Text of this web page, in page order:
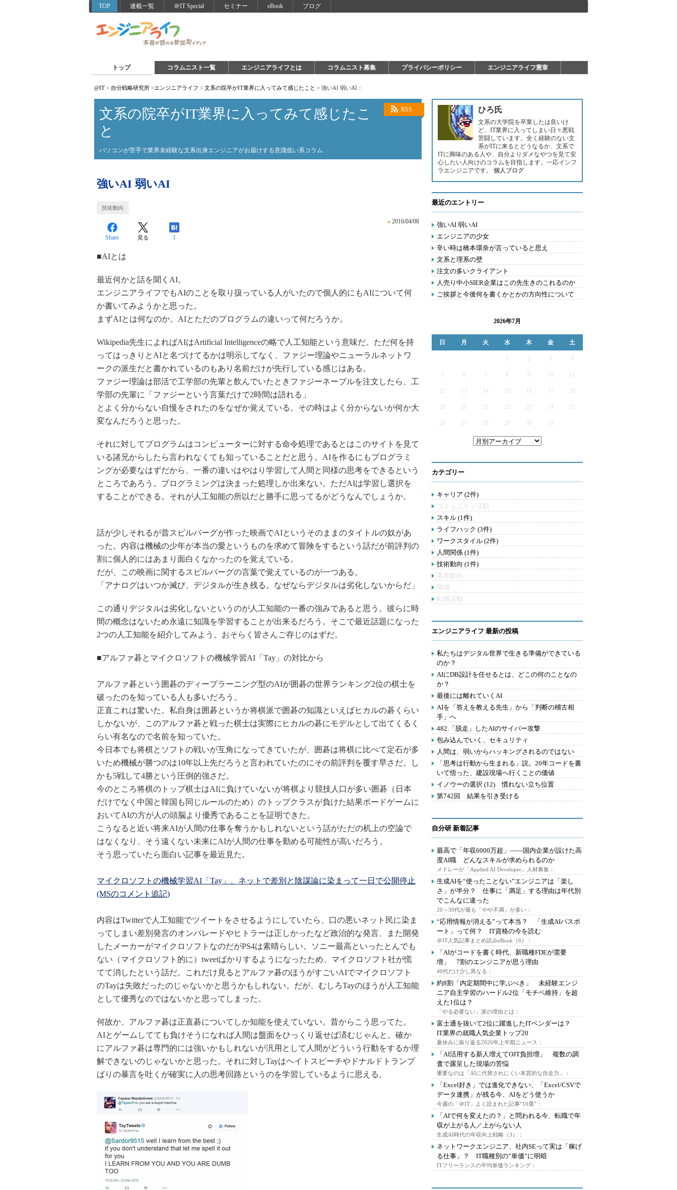
TOP 連載一覧 ＠IT Special セミナー eBook ブログ
トップ コラムニスト一覧 エンジニアライフとは コラムニスト募集 プライバシーポリシー エンジニアライフ憲章
@IT > 自分戦略研究所 >エンジニアライフ > 文系の院卒がIT業界に入ってみて感じたこと > 強いAI 弱いAI：
RSS
文系の院卒がIT業界に入ってみて感じたこ
と
パソコンが苦手で業界未経験な文系出身エンジニアがお届けする意識低い系コラム
強いAI 弱いAI
技術動向
» 2016/04/08
Share 見る 1
■AIとは
最近何かと話を聞くAI。
エンジニアライフでもAIのことを取り扱っている人がいたので個人的にもAIについて何
か書いてみようかと思った。
まずAIとは何なのか。AIとただのプログラムの違いって何だろうか。
Wikipedia先生によればAIはArtificial Intelligenceの略で人工知能という意味だ。ただ何を持
ってはっきりとAIと名づけてるかは明示してなく、ファジー理論やニューラルネットワ
ークの派生だと書かれているのもあり名前だけが先行している感じはある。
ファジー理論は部活で工学部の先輩と飲んでいたときファジーネーブルを注文したら、工
学部の先輩に「ファジーという言葉だけで2時間は語れる」
とよく分からない自慢をされたのをなぜか覚えている。その時はよく分からないが何か大
変なんだろうと思った。
それに対してプログラムはコンピューターに対する命令処理であるとはこのサイトを見て
いる諸兄からしたら言われなくても知っていることだと思う。AIを作るにもプログラミ
ングが必要なはずだから、一番の違いはやはり学習して人間と同様の思考をできるという
ところであろう。プログラミングは決まった処理しか出来ない。ただAIは学習し選択を
することができる。それが人工知能の所以だと勝手に思ってるがどうなんでしょうか。
話が少しそれるが昔スピルバーグが作った映画でAIというそのままのタイトルの奴があ
った。内容は機械の少年が本当の愛というものを求めて冒険をするという話だが前評判の
割に個人的にはあまり面白くなかったのを覚えている。
だが、この映画に関するスピルバーグの言葉で覚えているのが一つある。
「アナログはいつか滅び、デジタルが生き残る。なぜならデジタルは劣化しないからだ」
この通りデジタルは劣化しないというのが人工知能の一番の強みであると思う。彼らに時
間の概念はないため永遠に知識を学習することが出来るだろう。そこで最近話題になった
2つの人工知能を紹介してみよう。おそらく皆さんご存じのはずだ。
■アルファ碁とマイクロソフトの機械学習AI「Tay」の対比から
アルファ碁という囲碁のディープラーニング型のAIが囲碁の世界ランキング2位の棋士を
破ったのを知っている人も多いだろう。
正直これは驚いた。私自身は囲碁というか将棋派で囲碁の知識といえばヒカルの碁くらい
しかないが、このアルファ碁と戦った棋士は実際にヒカルの碁にモデルとして出てくるく
らい有名なので名前を知っていた。
今日本でも将棋とソフトの戦いが互角になってきていたが、囲碁は将棋に比べて定石が多
いため機械が勝つのは10年以上先だろうと言われていたのにその前評判を覆す早さだ。し
かも5戦して4勝という圧倒的強さだ。
今のところ将棋のトップ棋士はAIに負けていないが将棋より競技人口が多い囲碁（日本
だけでなく中国と韓国も同じルールのため）のトップクラスが負けた結果ボードゲームに
おいてAIの方が人の頭脳より優秀であることを証明できた。
こうなると近い将来AIが人間の仕事を奪うかもしれないという話がただの机上の空論で
はなくなり、そう遠くない未来にAIが人間の仕事を勤める可能性が高いだろう。
そう思っていたら面白い記事を最近見た。
マイクロソフトの機械学習AI「Tay」、ネットで差別と陰謀論に染まって一日で公開停止
(MSのコメント追記)
内容はTwitterで人工知能でツイートをさせるようにしていたら、口の悪いネット民に染ま
ってしまい差別発言のオンパレードやヒトラーは正しかったなど政治的な発言、また開発
したメーカーがマイクロソフトなのだがPS4は素晴らしい。ソニー最高といったとんでも
ない（マイクロソフト的に）tweetばかりするようになったため、マイクロソフト社が慌
てて消したという話だ。これだけ見るとアルファ碁のほうがすごいAIでマイクロソフト
のTayは失敗だったのじゃないかと思うかもしれない。だが、むしろTayのほうが人工知能
として優秀なのではないかと思ってしまった。
何故か、アルファ碁は正直碁についてしか知能を使えていない。昔からこう思ってた。
AIとゲームしてても負けそうになれば人間は盤面をひっくり返せば済むじゃんと。確か
にアルファ碁は専門的には強いかもしれないが汎用として人間がどういう行動をするか理
解できないのじゃないかと思った。それに対しTayはヘイトスピーチやドナルドトランプ
ばりの暴言を吐くが確実に人の思考回路というのを学習しているように思える。
ひろ氏
文系の大学院を卒業したは良いけ
ど、IT業界に入ってしまい日々悪戦
苦闘しています。全く経験のない文
系がITに来るとどうなるか、文系で
ITに興味のある人や、自分よりダメなやつを見て安
心したい人向けのコラムを目指します。一応インフ
ラエンジニアです。 個人ブログ
最近のエントリー
強いAI 弱いAI
エンジニアの少女
辛い時は橋本環奈が言っていると思え
文系と理系の壁
注文の多いクライアント
人売り中小SIER企業はこの先生きのこれるのか
ご挨拶と今後何を書くかとかの方向性について
2026年7月
日 月 火 水 木 金 土
2 3 4
5 6 7 9
12 13 14 15 16 17
19 20 21 22 23 24 25
26 27 28 29 30 31
カテゴリー
キャリア (2件)
コミュニティ活動
スキル (1件)
ライフハック (3件)
ワークスタイル (2件)
人間関係 (1件)
技術動向 (1件)
業界動向
職場
転職活動
エンジニアライフ 最新の投稿
私たちはデジタル世界で生きる準備ができている
のか？
AIにDB設計を任せるとは、どこの何のことなの
か？
最後には離れていくAI
AIを「答えを教える先生」から「判断の稽古相
手」へ
482.「脱走」したAIのサイバー攻撃
包み込んでいく、セキュリティ
人間は、弱いからハッキングされるのではない
「思考は行動から生まれる」説。20年コードを書
いて悟った、建設現場へ行くことの価値
イノウーの選択 (12) 慣れない立ち位置
第742回 結果を引き受ける
自分研 新着記事
最高で「年収6000万超」――国内企業が設けた高
度AI職 どんなスキルが求められるのか
メドレーが「Applied AI Developer」人材募集：
生成AIを“使ったことない”エンジニアは「楽し
さ」が半分？ 仕事に「満足」する理由は年代別
でこんなに違った
20～30代が最も「やや不満」が多い：
“応用情報が消える”って本当？ 「生成AIパスポ
ート」って何？ IT資格の今を読む
＠IT人気記事まとめ読みeBook（6）：
「AIがコードを書く時代、新職種FDEが需要
増」 7割のエンジニアが思う理由
40代だけ少し異なる：
約8割「内定期間中に学ぶべき」 未経験エンジ
ニア自主学習のハードル2位「モチベ維持」を超
えた1位は？
「やる必要ない」派の理由とは：
富士通を抜いて2位に躍進したITベンダーは？
IT業界の就職人気企業トップ20
夏休みに振り返る2026年上半期ニュース：
「AI活用する新人増えてOJT負担増」 複数の調
査で露呈した現場の苦悩
重要なのは「AIに代替されにくい本質的な自走力」：
「Excel好き」では進化できない、「Excel/CSVで
データ連携」が残る今、AIをどう使うか
今週の「＠IT」よく読まれた記事“10選”：
「AIで何を変えたの？」と問われる今、転職で年
収が上がる人／上がらない人
生成AI時代の年収向上戦略（3）：
ネットワークエンジニア、社内SEって実は「稼げ
る仕事」？ IT職種別の“単価”に明暗
ITフリーランスの平均単価ランキング：